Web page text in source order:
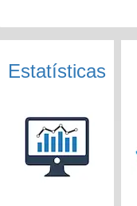
Estatísticas